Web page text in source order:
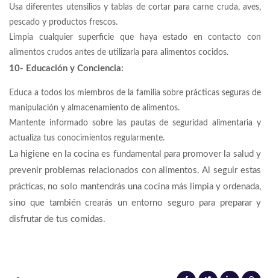
Usa diferentes utensilios y tablas de cortar para carne cruda, aves,
pescado y productos frescos.
Limpia cualquier superficie que haya estado en contacto con
alimentos crudos antes de utilizarla para alimentos cocidos.
10- Educación y Conciencia:
Educa a todos los miembros de la familia sobre prácticas seguras de
manipulación y almacenamiento de alimentos.
Mantente informado sobre las pautas de seguridad alimentaria y
actualiza tus conocimientos regularmente.
La higiene en la cocina es fundamental para promover la salud y
prevenir problemas relacionados con alimentos. Al seguir estas
prácticas, no solo mantendrás una cocina más limpia y ordenada,
sino que también crearás un entorno seguro para preparar y
disfrutar de tus comidas.